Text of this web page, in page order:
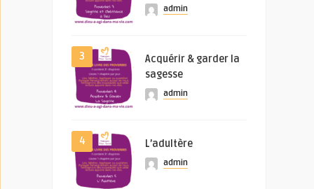
admin
3
Acquérir & garder la
sagesse
admin
4 L’adultère
admin